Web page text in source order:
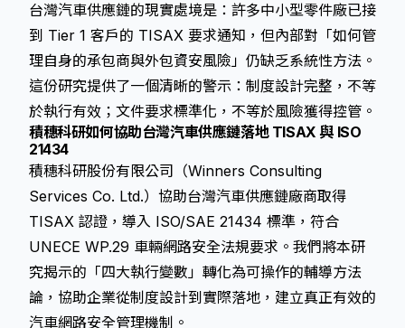
台灣汽車供應鏈的現實處境是：許多中小型零件廠已接
到 Tier 1 客戶的 TISAX 要求通知，但內部對「如何管
理自身的承包商與外包資安風險」仍缺乏系統性方法。
這份研究提供了一個清晰的警示：制度設計完整，不等
於執行有效；文件要求標準化，不等於風險獲得控管。
積穗科研如何協助台灣汽車供應鏈落地 TISAX 與 ISO
21434
積穗科研股份有限公司（Winners Consulting
Services Co. Ltd.）協助台灣汽車供應鏈廠商取得
TISAX 認證，導入 ISO/SAE 21434 標準，符合
UNECE WP.29 車輛網路安全法規要求。我們將本研
究揭示的「四大執行變數」轉化為可操作的輔導方法
論，協助企業從制度設計到實際落地，建立真正有效的
汽車網路安全管理機制。